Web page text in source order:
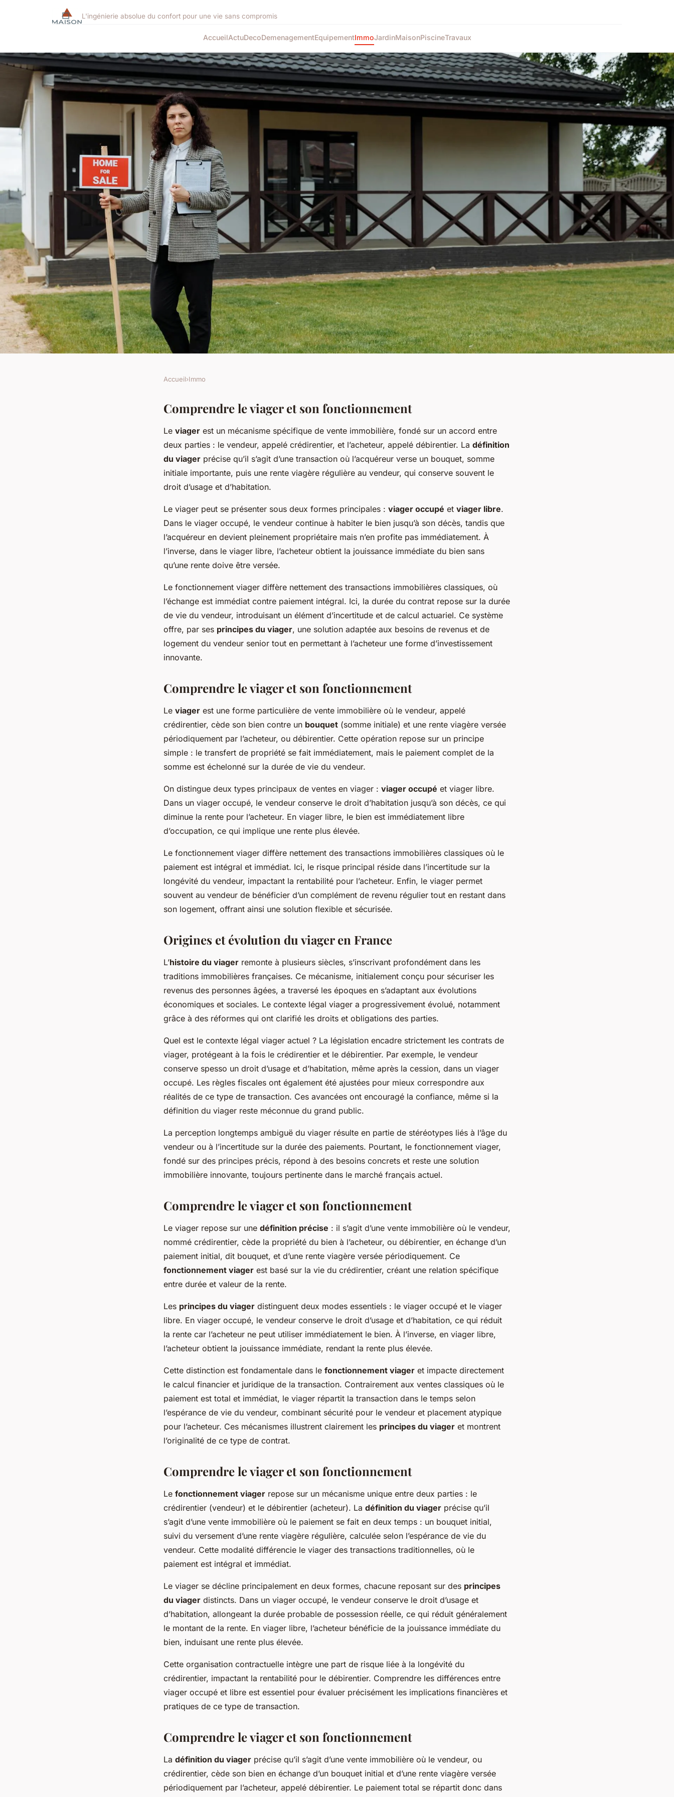
L'ingénierie absolue du confort pour une vie sans compromis
AccueilActuDecoDemenagementEquipementImmoJardinMaisonPiscineTravaux
Le viager : l'ascension fulgurante d'une
stratégie immobilière méconnue
Accueil›Immo
Comprendre le viager et son fonctionnement
Le viager est un mécanisme spécifique de vente immobilière, fondé sur un accord entre
deux parties : le vendeur, appelé crédirentier, et l’acheteur, appelé débirentier. La définition
du viager précise qu’il s’agit d’une transaction où l’acquéreur verse un bouquet, somme
initiale importante, puis une rente viagère régulière au vendeur, qui conserve souvent le
droit d’usage et d’habitation.
Le viager peut se présenter sous deux formes principales : viager occupé et viager libre.
Dans le viager occupé, le vendeur continue à habiter le bien jusqu’à son décès, tandis que
l’acquéreur en devient pleinement propriétaire mais n’en profite pas immédiatement. À
l’inverse, dans le viager libre, l’acheteur obtient la jouissance immédiate du bien sans
qu’une rente doive être versée.
Le fonctionnement viager diffère nettement des transactions immobilières classiques, où
l’échange est immédiat contre paiement intégral. Ici, la durée du contrat repose sur la durée
de vie du vendeur, introduisant un élément d’incertitude et de calcul actuariel. Ce système
offre, par ses principes du viager, une solution adaptée aux besoins de revenus et de
logement du vendeur senior tout en permettant à l’acheteur une forme d’investissement
innovante.
Comprendre le viager et son fonctionnement
Le viager est une forme particulière de vente immobilière où le vendeur, appelé
crédirentier, cède son bien contre un bouquet (somme initiale) et une rente viagère versée
périodiquement par l’acheteur, ou débirentier. Cette opération repose sur un principe
simple : le transfert de propriété se fait immédiatement, mais le paiement complet de la
somme est échelonné sur la durée de vie du vendeur.
On distingue deux types principaux de ventes en viager : viager occupé et viager libre.
Dans un viager occupé, le vendeur conserve le droit d’habitation jusqu’à son décès, ce qui
diminue la rente pour l’acheteur. En viager libre, le bien est immédiatement libre
d’occupation, ce qui implique une rente plus élevée.
Le fonctionnement viager diffère nettement des transactions immobilières classiques où le
paiement est intégral et immédiat. Ici, le risque principal réside dans l’incertitude sur la
longévité du vendeur, impactant la rentabilité pour l’acheteur. Enfin, le viager permet
souvent au vendeur de bénéficier d’un complément de revenu régulier tout en restant dans
son logement, offrant ainsi une solution flexible et sécurisée.
Origines et évolution du viager en France
L’histoire du viager remonte à plusieurs siècles, s’inscrivant profondément dans les
traditions immobilières françaises. Ce mécanisme, initialement conçu pour sécuriser les
revenus des personnes âgées, a traversé les époques en s’adaptant aux évolutions
économiques et sociales. Le contexte légal viager a progressivement évolué, notamment
grâce à des réformes qui ont clarifié les droits et obligations des parties.
Quel est le contexte légal viager actuel ? La législation encadre strictement les contrats de
viager, protégeant à la fois le crédirentier et le débirentier. Par exemple, le vendeur
conserve spesso un droit d’usage et d’habitation, même après la cession, dans un viager
occupé. Les règles fiscales ont également été ajustées pour mieux correspondre aux
réalités de ce type de transaction. Ces avancées ont encouragé la confiance, même si la
définition du viager reste méconnue du grand public.
La perception longtemps ambiguë du viager résulte en partie de stéréotypes liés à l’âge du
vendeur ou à l’incertitude sur la durée des paiements. Pourtant, le fonctionnement viager,
fondé sur des principes précis, répond à des besoins concrets et reste une solution
immobilière innovante, toujours pertinente dans le marché français actuel.
Comprendre le viager et son fonctionnement
Le viager repose sur une définition précise : il s’agit d’une vente immobilière où le vendeur,
nommé crédirentier, cède la propriété du bien à l’acheteur, ou débirentier, en échange d’un
paiement initial, dit bouquet, et d’une rente viagère versée périodiquement. Ce
fonctionnement viager est basé sur la vie du crédirentier, créant une relation spécifique
entre durée et valeur de la rente.
Les principes du viager distinguent deux modes essentiels : le viager occupé et le viager
libre. En viager occupé, le vendeur conserve le droit d’usage et d’habitation, ce qui réduit
la rente car l’acheteur ne peut utiliser immédiatement le bien. À l’inverse, en viager libre,
l’acheteur obtient la jouissance immédiate, rendant la rente plus élevée.
Cette distinction est fondamentale dans le fonctionnement viager et impacte directement
le calcul financier et juridique de la transaction. Contrairement aux ventes classiques où le
paiement est total et immédiat, le viager répartit la transaction dans le temps selon
l’espérance de vie du vendeur, combinant sécurité pour le vendeur et placement atypique
pour l’acheteur. Ces mécanismes illustrent clairement les principes du viager et montrent
l’originalité de ce type de contrat.
Comprendre le viager et son fonctionnement
Le fonctionnement viager repose sur un mécanisme unique entre deux parties : le
crédirentier (vendeur) et le débirentier (acheteur). La définition du viager précise qu’il
s’agit d’une vente immobilière où le paiement se fait en deux temps : un bouquet initial,
suivi du versement d’une rente viagère régulière, calculée selon l’espérance de vie du
vendeur. Cette modalité différencie le viager des transactions traditionnelles, où le
paiement est intégral et immédiat.
Le viager se décline principalement en deux formes, chacune reposant sur des principes
du viager distincts. Dans un viager occupé, le vendeur conserve le droit d’usage et
d’habitation, allongeant la durée probable de possession réelle, ce qui réduit généralement
le montant de la rente. En viager libre, l’acheteur bénéficie de la jouissance immédiate du
bien, induisant une rente plus élevée.
Cette organisation contractuelle intègre une part de risque liée à la longévité du
crédirentier, impactant la rentabilité pour le débirentier. Comprendre les différences entre
viager occupé et libre est essentiel pour évaluer précisément les implications financières et
pratiques de ce type de transaction.
Comprendre le viager et son fonctionnement
La définition du viager précise qu’il s’agit d’une vente immobilière où le vendeur, ou
crédirentier, cède son bien en échange d’un bouquet initial et d’une rente viagère versée
périodiquement par l’acheteur, appelé débirentier. Le paiement total se répartit donc dans